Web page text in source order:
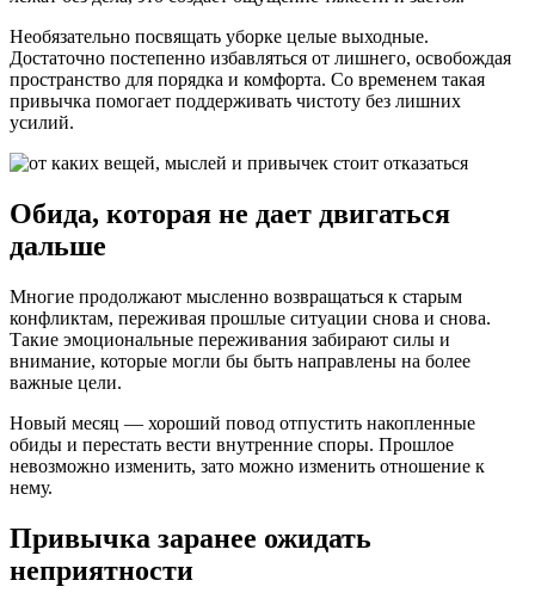
Необязательно посвящать уборке целые выходные.
Достаточно постепенно избавляться от лишнего, освобождая
пространство для порядка и комфорта. Со временем такая
привычка помогает поддерживать чистоту без лишних
усилий.
Обида, которая не дает двигаться
дальше
Многие продолжают мысленно возвращаться к старым
конфликтам, переживая прошлые ситуации снова и снова.
Такие эмоциональные переживания забирают силы и
внимание, которые могли бы быть направлены на более
важные цели.
Новый месяц — хороший повод отпустить накопленные
обиды и перестать вести внутренние споры. Прошлое
невозможно изменить, зато можно изменить отношение к
нему.
Привычка заранее ожидать
неприятности